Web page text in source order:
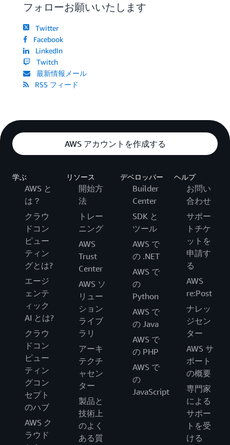
フォローお願いいたします
Twitter
Facebook
LinkedIn
Twitch
最新情報メール
RSS フィード
AWS アカウントを作成する
学ぶ
AWS と
は？
クラウ
ドコン
ピュー
ティン
グとは?
エージ
ェンテ
ィック
AI とは?
クラウ
ドコン
ピュー
ティン
グコン
セプト
のハブ
AWS ク
ラウド
リソース
開始方
法
トレー
ニング
AWS
Trust
Center
AWS ソ
リュー
ション
ライブ
ラリ
アーキ
テクチ
ャセン
ター
製品と
技術上
のよく
ある質
デベロッパー
Builder
Center
SDK と
ツール
AWS で
の .NET
AWS で
の
Python
AWS で
の Java
AWS で
の PHP
AWS で
の
JavaScript
ヘルプ
お問い
合わせ
サポー
トチケ
ットを
申請す
る
AWS
re:Post
ナレッ
ジセン
ター
AWS サ
ポート
の概要
専門家
による
サポー
トを受
ける